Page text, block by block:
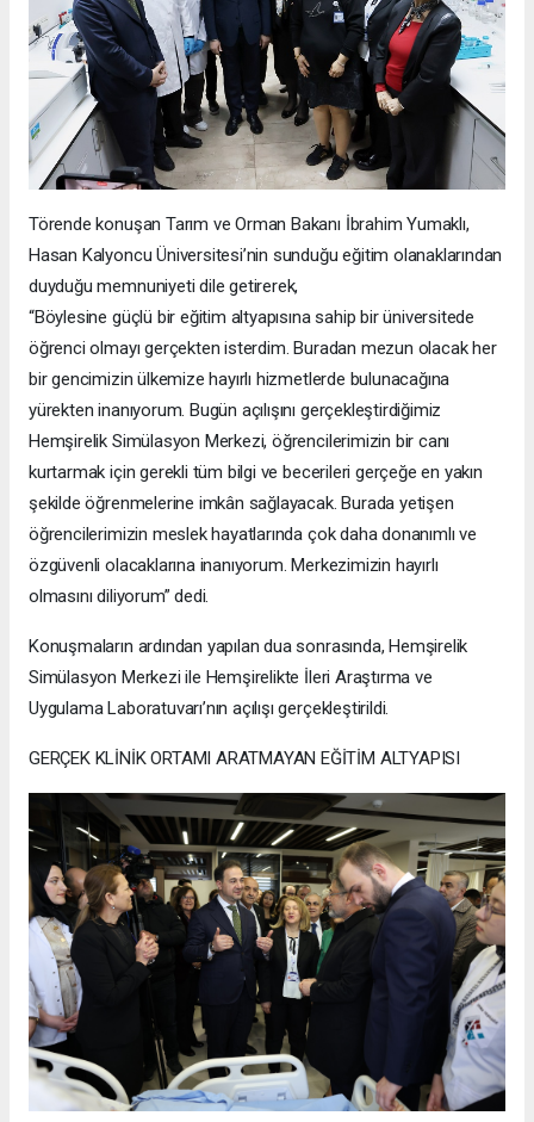
Törende konuşan Tarım ve Orman Bakanı İbrahim Yumaklı,
Hasan Kalyoncu Üniversitesi’nin sunduğu eğitim olanaklarından
duyduğu memnuniyeti dile getirerek,
“Böylesine güçlü bir eğitim altyapısına sahip bir üniversitede
öğrenci olmayı gerçekten isterdim. Buradan mezun olacak her
bir gencimizin ülkemize hayırlı hizmetlerde bulunacağına
yürekten inanıyorum. Bugün açılışını gerçekleştirdiğimiz
Hemşirelik Simülasyon Merkezi, öğrencilerimizin bir canı
kurtarmak için gerekli tüm bilgi ve becerileri gerçeğe en yakın
şekilde öğrenmelerine imkân sağlayacak. Burada yetişen
öğrencilerimizin meslek hayatlarında çok daha donanımlı ve
özgüvenli olacaklarına inanıyorum. Merkezimizin hayırlı
olmasını diliyorum” dedi.
Konuşmaların ardından yapılan dua sonrasında, Hemşirelik
Simülasyon Merkezi ile Hemşirelikte İleri Araştırma ve
Uygulama Laboratuvarı’nın açılışı gerçekleştirildi.
GERÇEK KLİNİK ORTAMI ARATMAYAN EĞİTİM ALTYAPISI